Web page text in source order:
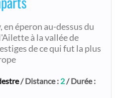
en éperon au-dessus du
à la vallée de
de ce qui fut la plus
/ Distance : 2/ Durée :